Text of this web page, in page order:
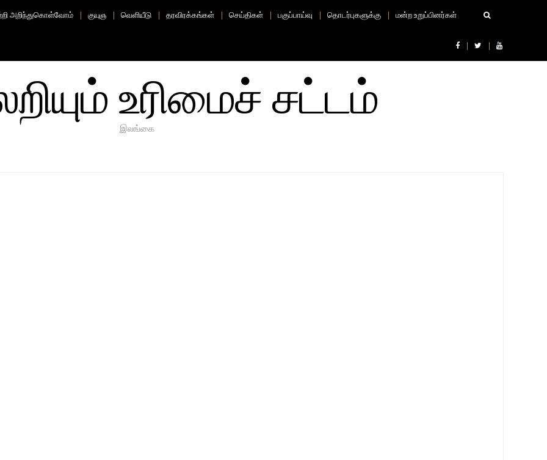
அறிந்துகொள்வோம் குயுஞ வெளியீடு தரவிரக்கங்கள் செய்திகள் பகுப்பாய்வு தொடர்புகளுக்கு மன்ற உறுப்பினர்கள்
உரிமைச் சட்டம்
இலங்கை